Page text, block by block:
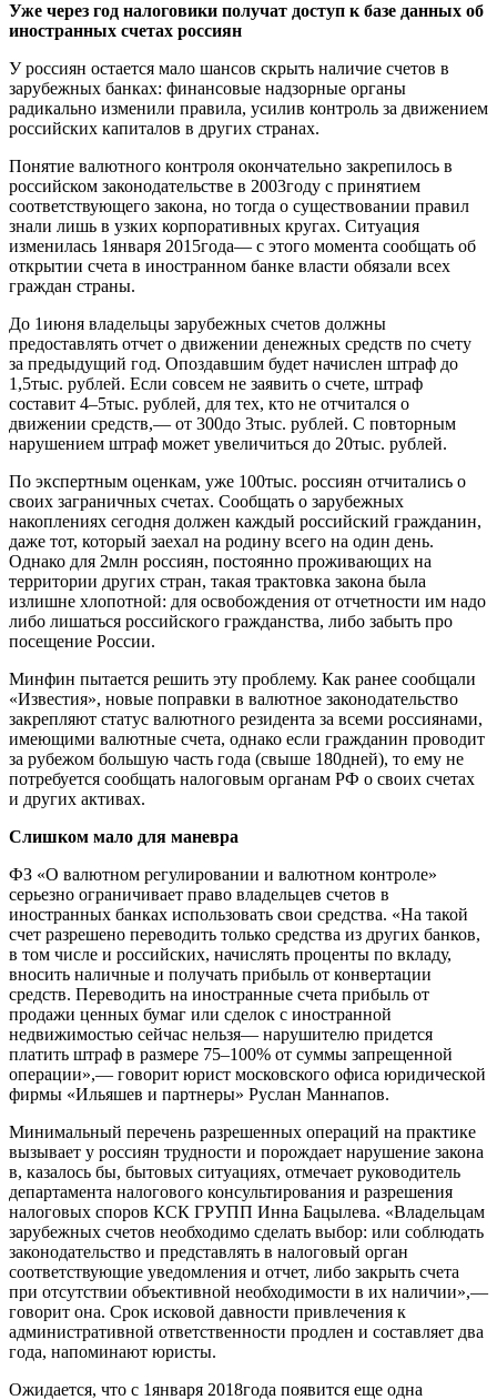
Уже через год налоговики получат доступ к базе данных об
иностранных счетах россиян
У россиян остается мало шансов скрыть наличие счетов в
зарубежных банках: финансовые надзорные органы
радикально изменили правила, усилив контроль за движением
российских капиталов в других странах.
Понятие валютного контроля окончательно закрепилось в
российском законодательстве в 2003году с принятием
соответствующего закона, но тогда о существовании правил
знали лишь в узких корпоративных кругах. Ситуация
изменилась 1января 2015года— с этого момента сообщать об
открытии счета в иностранном банке власти обязали всех
граждан страны.
До 1июня владельцы зарубежных счетов должны
предоставлять отчет о движении денежных средств по счету
за предыдущий год. Опоздавшим будет начислен штраф до
1,5тыс. руб­лей. Если совсем не заявить о счете, штраф
составит 4–5тыс. руб­лей, для тех, кто не отчитался о
движении средств,— от 300до 3тыс. руб­лей. С повторным
нарушением штраф может увеличиться до 20тыс. руб­лей.
По экспертным оценкам, уже 100тыс. россиян отчитались о
своих заграничных счетах. Сообщать о зарубежных
накоплениях сегодня должен каждый российский гражданин,
даже тот, который заехал на родину всего на один день.
Однако для 2млн россиян, постоянно проживающих на
территории других стран, такая трактовка закона была
излишне хлопотной: для освобождения от отчетности им надо
либо лишаться российского гражданства, либо забыть про
посещение России.
Минфин пытается решить эту проблему. Как ранее сообщали
«Из­вес­тия»,­ новые поправки в валютное законодательство
закрепляют статус валютного резидента за всеми россиянами,
имеющими валютные счета, однако если гражданин проводит
за рубежом большую часть года (свыше 180дней), то ему не
потребуется сообщать налоговым органам РФ о своих счетах
и других активах.
Слишком мало для маневра
ФЗ «О валютном регулировании и валютном контроле»
серьезно ограничивает право владельцев счетов в
иностранных банках использовать свои средства. «На такой
счет разрешено переводить только средства из других банков,
в том числе и российских, начислять проценты по вкладу,
вносить наличные и получать прибыль от конвертации
средств. Переводить на иностранные счета прибыль от
продажи ценных бумаг или сделок с иностранной
недвижимостью сейчас нельзя— нарушителю придется
платить штраф в размере 75–100% от суммы запрещенной
операции»,— говорит юрист московского офиса юридической
фирмы «Ильяшев и партнеры» Руслан Маннапов.
Минимальный перечень разрешенных операций на практике
вызывает у россиян трудности и порождает нарушение закона
в, казалось бы, бытовых ситуациях, отмечает руководитель
департамента налогового консультирования и разрешения
налоговых споров КСК ГРУПП Инна Бацылева. «Владельцам
зарубежных счетов необходимо сделать выбор: или соблюдать
законодательство и представлять в налоговый орган
соответствующие уведомления и отчет, либо закрыть счета
при отсутствии объективной необходимости в их наличии»,—
говорит она. Срок исковой давности привлечения к
административной ответственности продлен и составляет два
года, напоминают юристы.
Ожидается, что с 1января 2018го­да появится еще одна